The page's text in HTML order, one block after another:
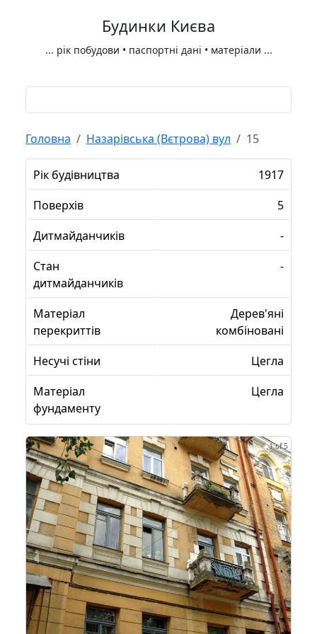
Будинки Києва
... рік побудови • паспортні дані • матеріали ...
Головна Назарівська (Вєтрова) вул 15
Рік будівництва
1917
Поверхів
5
Дитмайданчиків
-
Стан
дитмайданчиків
-
Матеріал
перекриттів
Дерев'яні
комбіновані
Несучі стіни
Цегла
Матеріал
фундаменту
Цегла
1 of 5